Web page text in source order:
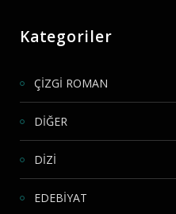
Kategoriler
ÇİZGİ ROMAN
DİĞER
DİZİ
EDEBİYAT